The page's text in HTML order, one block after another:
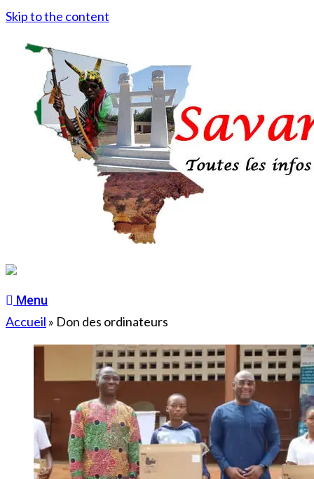
Skip to the content
Menu
Accueil » Don des ordinateurs